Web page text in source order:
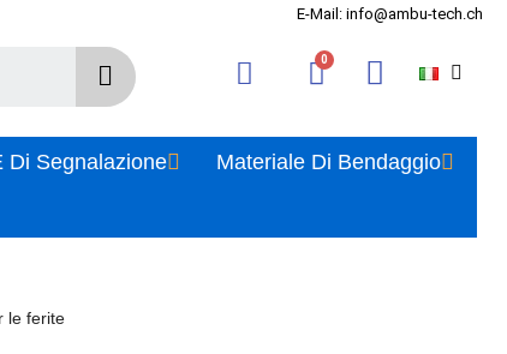
E-Mail: info@ambu-tech.ch
Di Segnalazione
Materiale Di Bendaggio
le ferite